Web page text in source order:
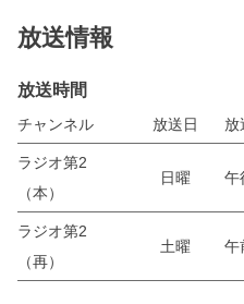
放送情報
放送時間
チャンネル 放送日 放
ラジオ第2
（本）
日曜 午
ラジオ第2
（再）
土曜 午